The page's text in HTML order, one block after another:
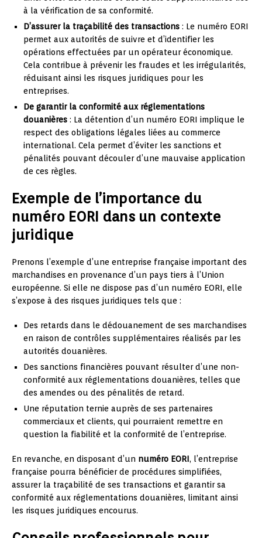
à la vérification de sa conformité.
D’assurer la traçabilité des transactions : Le numéro EORI
permet aux autorités de suivre et d’identifier les
opérations effectuées par un opérateur économique.
Cela contribue à prévenir les fraudes et les irrégularités,
réduisant ainsi les risques juridiques pour les
entreprises.
De garantir la conformité aux réglementations
douanières : La détention d’un numéro EORI implique le
respect des obligations légales liées au commerce
international. Cela permet d’éviter les sanctions et
pénalités pouvant découler d’une mauvaise application
de ces règles.
Exemple de l’importance du
numéro EORI dans un contexte
juridique
Prenons l’exemple d’une entreprise française important des
marchandises en provenance d’un pays tiers à l’Union
européenne. Si elle ne dispose pas d’un numéro EORI, elle
s’expose à des risques juridiques tels que :
Des retards dans le dédouanement de ses marchandises
en raison de contrôles supplémentaires réalisés par les
autorités douanières.
Des sanctions financières pouvant résulter d’une non-
conformité aux réglementations douanières, telles que
des amendes ou des pénalités de retard.
Une réputation ternie auprès de ses partenaires
commerciaux et clients, qui pourraient remettre en
question la fiabilité et la conformité de l’entreprise.
En revanche, en disposant d’un numéro EORI, l’entreprise
française pourra bénéficier de procédures simplifiées,
assurer la traçabilité de ses transactions et garantir sa
conformité aux réglementations douanières, limitant ainsi
les risques juridiques encourus.